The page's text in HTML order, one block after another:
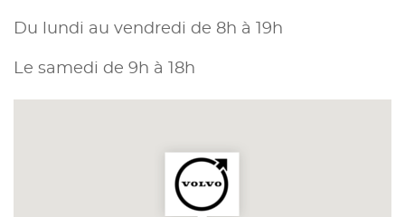
Du lundi au vendredi de 8h à 19h
Le samedi de 9h à 18h